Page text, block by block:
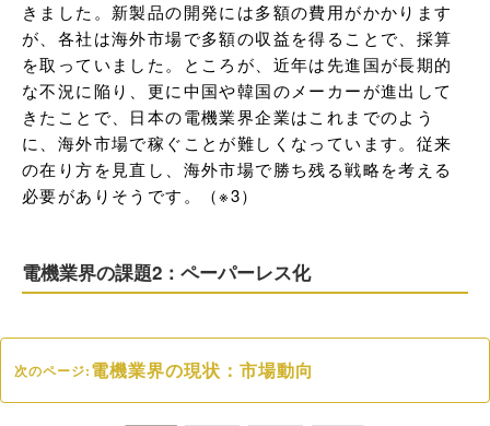
きました。新製品の開発には多額の費用がかかります
が、各社は海外市場で多額の収益を得ることで、採算
を取っていました。ところが、近年は先進国が長期的
な不況に陥り、更に中国や韓国のメーカーが進出して
きたことで、日本の電機業界企業はこれまでのよう
に、海外市場で稼ぐことが難しくなっています。従来
の在り方を見直し、海外市場で勝ち残る戦略を考える
必要がありそうです。（※3）
電機業界の課題2：ペーパーレス化
次のページ:電機業界の現状：市場動向